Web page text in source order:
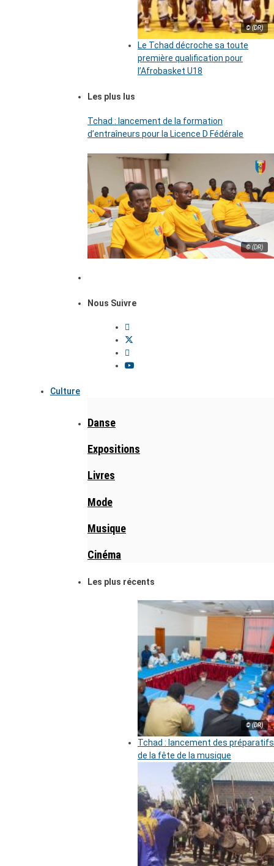
© (DR)
Le Tchad décroche sa toute
première qualification pour
l’Afrobasket U18
Les plus lus
Tchad : lancement de la formation
d’entraîneurs pour la Licence D Fédérale
© (DR)
Nous Suivre
Culture
Danse
Expositions
Livres
Mode
Musique
Cinéma
Les plus récents
© (DR)
Tchad : lancement des préparatifs
de la fête de la musique